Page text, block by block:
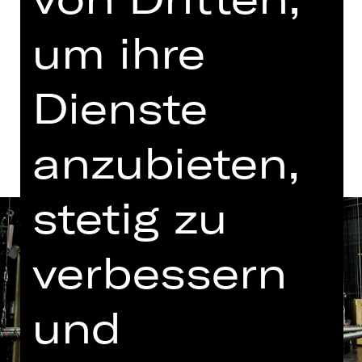
Tickets
Termine und Besetzung
um ihre
Dienste
anzubieten,
stetig zu
verbessern
und